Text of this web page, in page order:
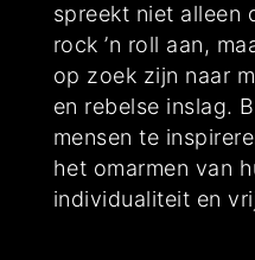
spreekt niet alleen
rock ’n roll aan,
op zoek zijn naar
en rebelse inslag.
mensen te
het omarmen van
individualiteit en